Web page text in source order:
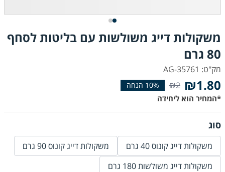
משקולות דייג משולשות עם בליטות לסחף
80 גרם
מק"ט: AG-35761
₪1.80
₪2
*המחיר הוא ליחידה
סוג
משקולות דייג קונוס 40 גרם
משקולות דייג קונוס 90 גרם
משקולות דייג משולשות 180 גרם